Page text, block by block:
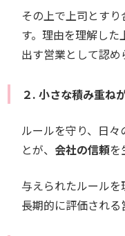
その上で上司とす
す。理由を理解し
出す営業として認め
２. 小さな積み重ね
ルールを守り、日
とが、 会社の信頼を
与えられたルールを
長期的に評価される